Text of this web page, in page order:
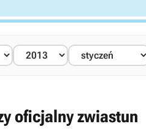
oficjalny zwiastun